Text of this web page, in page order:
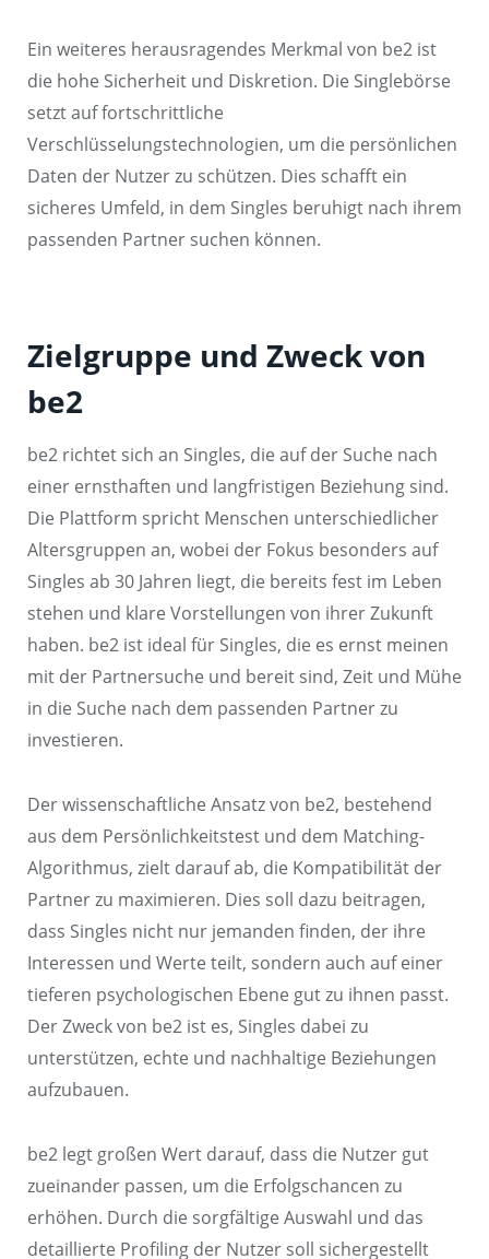
Ein weiteres herausragendes Merkmal von be2 ist
die hohe Sicherheit und Diskretion. Die Singlebörse
setzt auf fortschrittliche
Verschlüsselungstechnologien, um die persönlichen
Daten der Nutzer zu schützen. Dies schafft ein
sicheres Umfeld, in dem Singles beruhigt nach ihrem
passenden Partner suchen können.
Zielgruppe und Zweck von
be2
be2 richtet sich an Singles, die auf der Suche nach
einer ernsthaften und langfristigen Beziehung sind.
Die Plattform spricht Menschen unterschiedlicher
Altersgruppen an, wobei der Fokus besonders auf
Singles ab 30 Jahren liegt, die bereits fest im Leben
stehen und klare Vorstellungen von ihrer Zukunft
haben. be2 ist ideal für Singles, die es ernst meinen
mit der Partnersuche und bereit sind, Zeit und Mühe
in die Suche nach dem passenden Partner zu
investieren.
Der wissenschaftliche Ansatz von be2, bestehend
aus dem Persönlichkeitstest und dem Matching-
Algorithmus, zielt darauf ab, die Kompatibilität der
Partner zu maximieren. Dies soll dazu beitragen,
dass Singles nicht nur jemanden finden, der ihre
Interessen und Werte teilt, sondern auch auf einer
tieferen psychologischen Ebene gut zu ihnen passt.
Der Zweck von be2 ist es, Singles dabei zu
unterstützen, echte und nachhaltige Beziehungen
aufzubauen.
be2 legt großen Wert darauf, dass die Nutzer gut
zueinander passen, um die Erfolgschancen zu
erhöhen. Durch die sorgfältige Auswahl und das
detaillierte Profiling der Nutzer soll sichergestellt